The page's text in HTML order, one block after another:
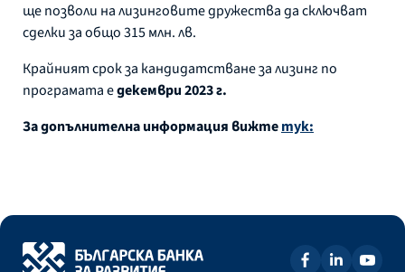
ще позволи на лизинговите дружества да сключват
сделки за общо 315 млн. лв.
Крайният срок за кандидатстване за лизинг по
програмата едекември 2023 г.
За допълнителна информация вижтетук: